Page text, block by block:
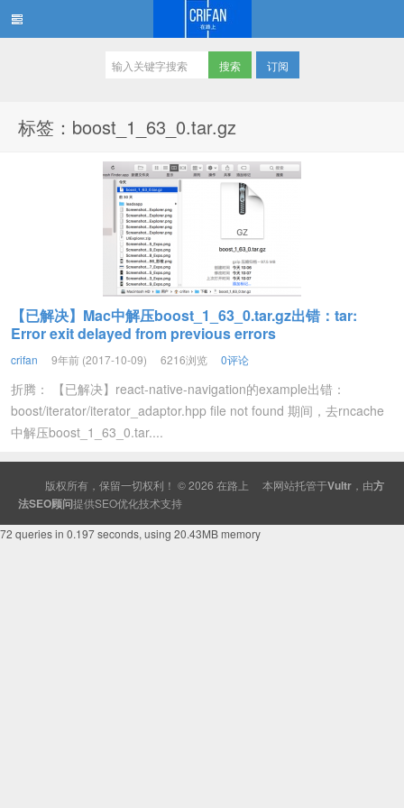
订阅
标签：boost_1_63_0.tar.gz
【已解决】Mac中解压boost_1_63_0.tar.gz出错：tar:
Error exit delayed from previous errors
crifan 9年前 (2017-10-09) 6216浏览 0评论
折腾： 【已解决】react-native-navigation的example出错：
boost/iterator/iterator_adaptor.hpp file not found 期间，去rncache
中解压boost_1_63_0.tar....
版权所有，保留一切权利！ © 2026 在路上 本网站托管于Vultr ，由方
法SEO顾问提供SEO优化技术支持
72 queries in 0.197 seconds, using 20.43MB memory